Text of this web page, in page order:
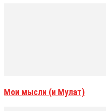
Мои мысли (и Мулат)